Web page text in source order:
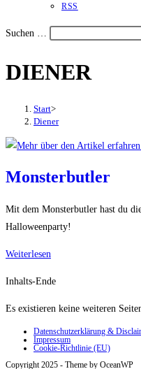
RSS
Suchen …
den
das
aus-
einzuklappen
DIENER
Start>
Diener
Monsterbutler
Mit dem Monsterbutler hast du
Halloweenparty!
Weiterlesen
Inhalts-Ende
Es existieren keine weiteren
Datenschutzerklärung &
Impressum
Cookie-Richtlinie (EU)
Copyright 2025 - Theme by OceanWP